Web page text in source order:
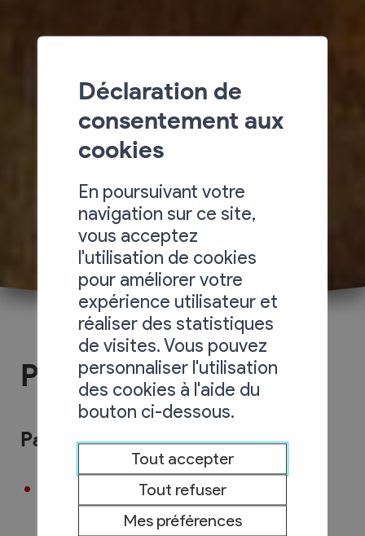
Plan du site
Pages
de Chamoson
Bienvenue à Chamoson
Déclaration de
consentement aux
cookies
En poursuivant votre
navigation sur ce site,
vous acceptez
l'utilisation de cookies
pour améliorer votre
expérience utilisateur et
réaliser des statistiques
de visites. Vous pouvez
personnaliser l'utilisation
des cookies à l'aide du
bouton ci-dessous.
Tout accepter
Tout refuser
Mes préférences